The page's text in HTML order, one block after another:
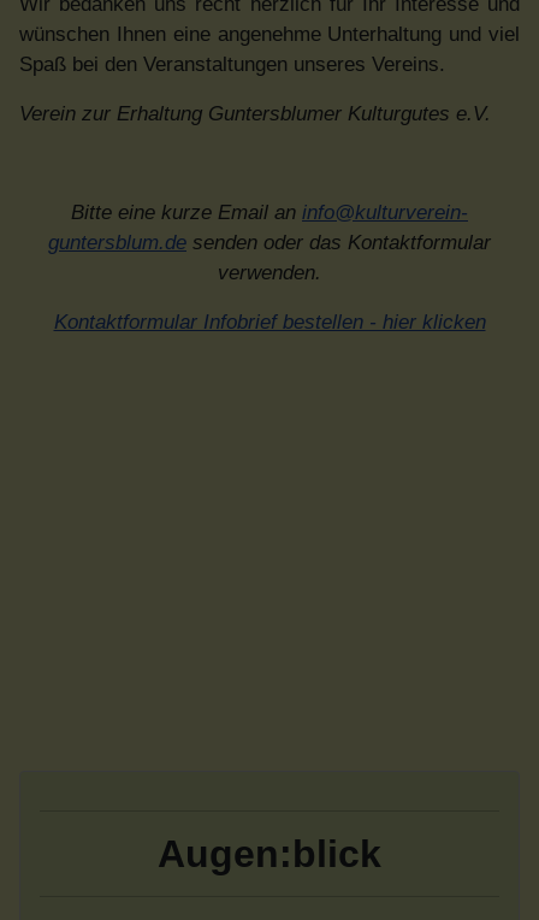
wünschen Ihnen eine angenehme Unterhaltung und viel
Spaß bei den Veranstaltungen unseres Vereins.
Verein zur Erhaltung Guntersblumer Kulturgutes e.V.
Bitte eine kurze Email an info@kulturverein-
guntersblum.de senden oder das Kontaktformular
verwenden.
Kontaktformular Infobrief bestellen - hier klicken
Augen:blick